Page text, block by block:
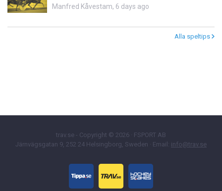
Manfred Kåvestam, 6 days ago
Alla speltips
trav.se - Copyright © 2026 · FSPORT AB
Järnvägsgatan 9, 252 24 Helsingborg, Sweden · Email: info@trav.se